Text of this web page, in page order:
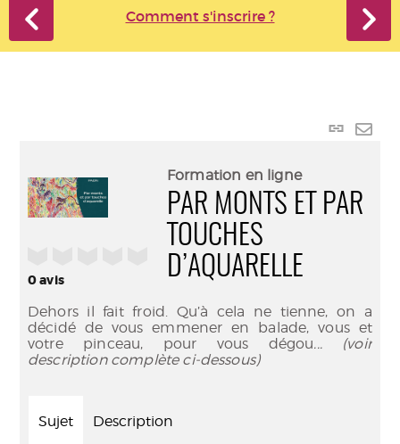
Comment s'inscrire ?
Lien
0avis
Formation en ligne
PAR MONTS ET PAR
TOUCHES
D’AQUARELLE
Dehors il fait froid. Qu’à cela ne tienne, on a
décidé de vous emmener en balade, vous et
votre pinceau, pour vous dégou... (voir
description complète ci-dessous)
Sujet Description